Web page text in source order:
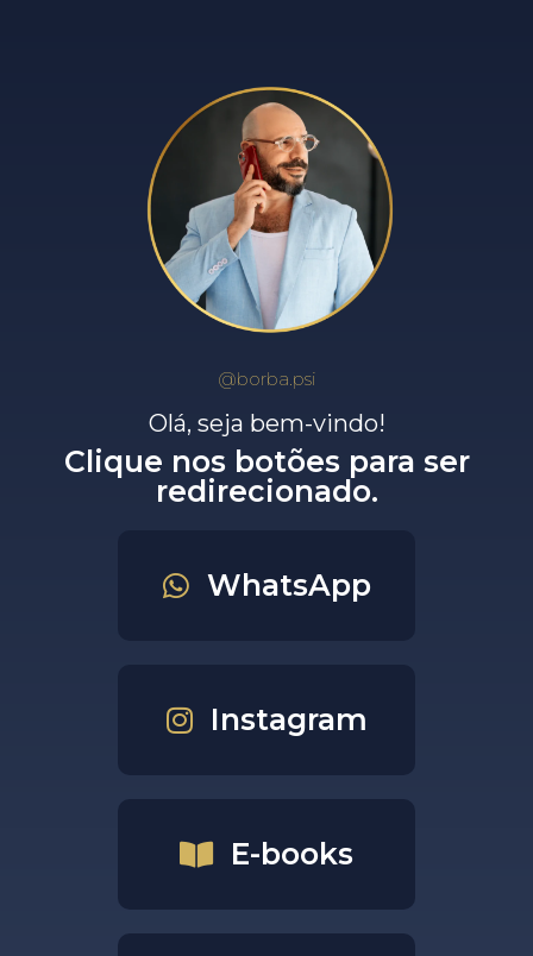
@borba.psi
Olá, seja bem-vindo!
Clique nos botões para ser
redirecionado.
WhatsApp
Instagram
E-books